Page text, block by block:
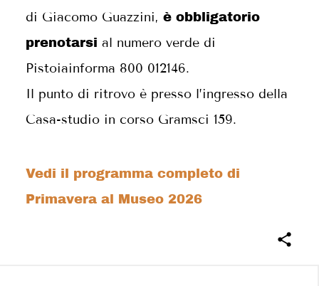
di Giacomo Guazzini, è obbligatorio
prenotarsi al numero verde di
Pistoiainforma 800 012146.
Il punto di ritrovo è presso l’ingresso della
Casa-studio in corso Gramsci 159.
Vedi il programma completo di
Primavera al Museo 2026